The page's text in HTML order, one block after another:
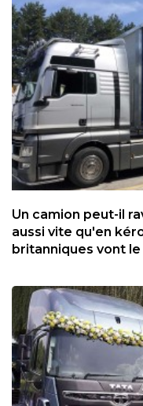
Un camion peut-il
aussi vite qu'en
britanniques vont